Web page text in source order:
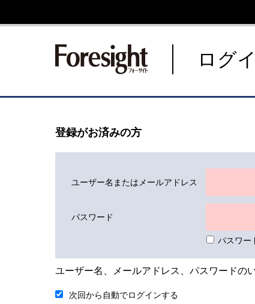
新潮社 Foresight フォー
ログ
登録がお済みの方
ユーザー名またはメールアドレス
パスワード
パスワー
ユーザー名、メールアドレス、パスワードの
次回から自動でログインする